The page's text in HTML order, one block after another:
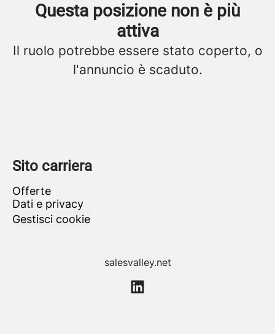
Questa posizione non è più
attiva
Il ruolo potrebbe essere stato coperto, o
l'annuncio è scaduto.
Sito carriera
Offerte
Dati e privacy
Gestisci cookie
salesvalley.net